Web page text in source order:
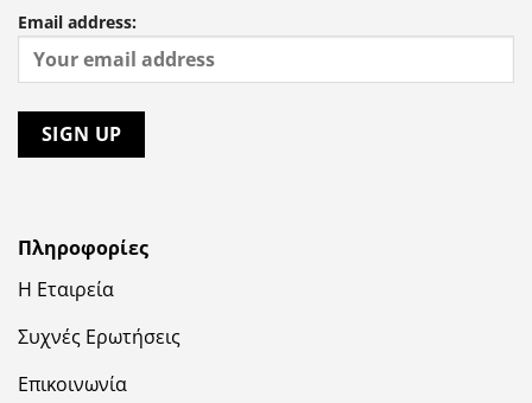
Πληροφορίες
Η Εταιρεία
Συχνές Ερωτήσεις
Επικοινωνία
Email address: